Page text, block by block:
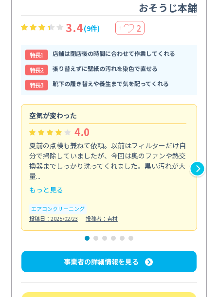
おそうじ本舗
3.4(9件) ＋ 2
特⻑1
店舗は閉店後の時間に合わせて作業してくれる
特⻑2
張り替えずに壁紙の汚れを染色で直せる
特⻑3
靴下の履き替えや養生まで気を配ってくれる
空気が変わった
4.0
夏前の点検も兼ねて依頼。以前はフィルターだけ自
分で掃除していましたが、今回は奥のファンや熱交
換器までしっかり洗ってくれました。黒い汚れが大
量...
もっと見る
エアコンクリーニング
投稿日：2025/02/23
投稿者：吉村
事業者の詳細情報を見る